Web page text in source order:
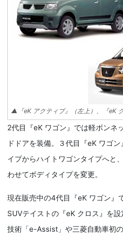
▲『eK アクティブ』（左上）、『eK
2代目『eK ワゴン』では軽ボンネ
ドドアを装備。３代目『eK ワゴ
イプからハイトワゴンタイプへと
わせてボディタイプを変更。
現在販売中の4代目『eK ワゴン』
SUVテイストの『eK クロス』を
技術「e-Assist」や三菱自動車初